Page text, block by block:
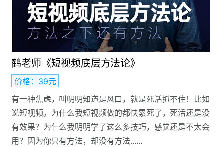
鹤老师《短视频底层方法论》
价格：39元
有一种焦虑，叫明明知道是风口，就是死活抓不住！比如
说短视频。为什么我短视频做的都快累死了，死活还是没
有效果？为什么我明明学了这么多技巧，感觉还是不太会
用？因为你只有方法，却没有方法......